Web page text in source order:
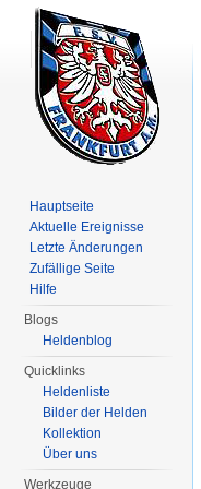
Hauptseite
Aktuelle Ereignisse
Letzte Änderungen
Zufällige Seite
Hilfe
Blogs
Heldenblog
Quicklinks
Heldenliste
Bilder der Helden
Kollektion
Über uns
Werkzeuge